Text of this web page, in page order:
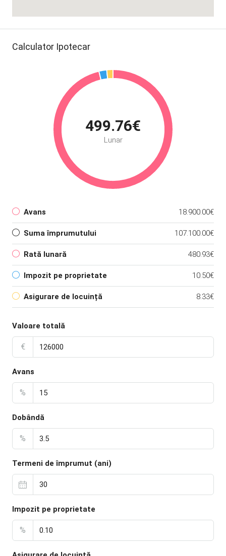
Calculator Ipotecar
499.76€
Lunar
Avans 18.900.00€
Suma împrumutului 107.100.00€
Rată lunară 480.93€
Impozit pe proprietate 10.50€
Asigurare de locuință 8.33€
Valoare totală
€
Avans
%
Dobândă
%
Termeni de împrumut (ani)
Impozit pe proprietate
%